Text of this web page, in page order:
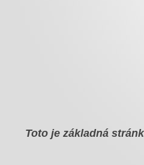
Toto je základná